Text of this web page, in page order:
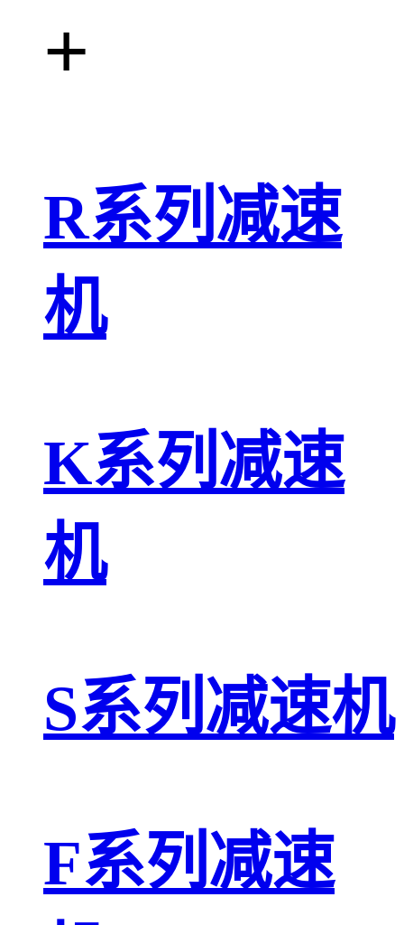
+
R系列减速
机
K系列减速
机
S系列减速机
F系列减速